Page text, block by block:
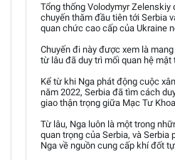
Tổng thống Volodymyr
chuyến thăm đầu tiên tới Serbia
quan chức cao cấp của Ukraine
Chuyến đi này được xem là
từ lâu đã duy trì mối quan hệ mật
Kể từ khi Nga phát động cuộc
năm 2022, Serbia đã tìm cách
giao thận trọng giữa Mạc Tư
Từ lâu, Nga luôn là một trong
quan trọng của Serbia, và Serbia
Nga về nguồn cung cấp khí đốt